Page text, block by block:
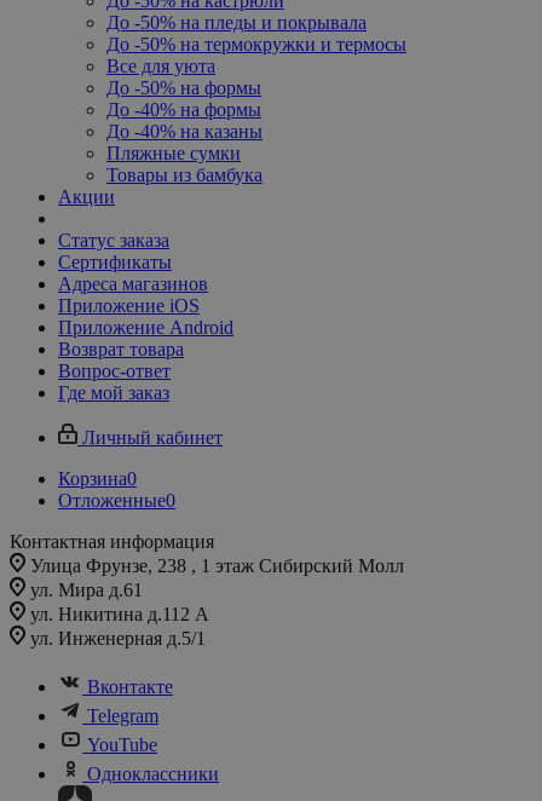
До -50% на пледы и покрывала
До -50% на термокружки и термосы
Все для уюта
До -50% на формы
До -40% на формы
До -40% на казаны
Пляжные сумки
Товары из бамбука
Акции
Статус заказа
Сертификаты
Адреса магазинов
Приложение iOS
Приложение Android
Возврат товара
Вопрос-ответ
Где мой заказ
Личный кабинет
Корзина0
Отложенные0
Контактная информация
Улица Фрунзе, 238​ , 1 этаж Сибирский Молл
ул. Мира д.61
ул. Никитина д.112 А
ул. Инженерная д.5/1
Вконтакте
Telegram
YouTube
Одноклассники